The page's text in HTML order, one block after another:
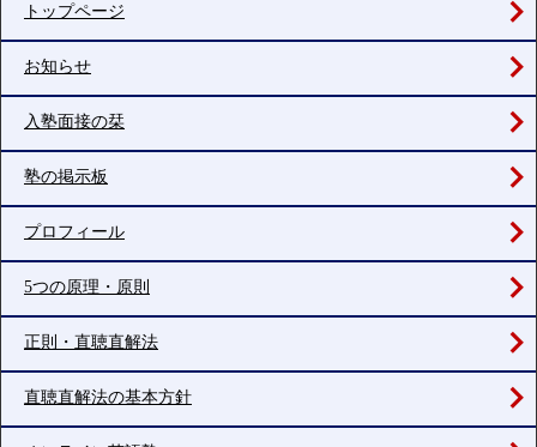
トップページ
お知らせ
入塾面接の栞
塾の掲示板
プロフィール
5つの原理・原則
正則・直聴直解法
直聴直解法の基本方針